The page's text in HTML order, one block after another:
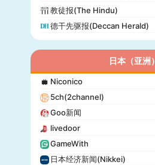
教徒报(The Hindu)
德干先驱报(Deccan Herald)
日本（亚洲）
Niconico
5ch(2channel)
Goo新闻
livedoor
GameWith
日本经济新闻(Nikkei)